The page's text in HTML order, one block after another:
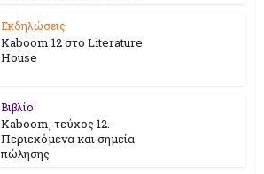
Εκδηλώσεις
Kaboom 12 στο Literature
House
Βιβλίο
Kaboom, τεύχος 12.
Περιεχόμενα και σημεία
πώλησης